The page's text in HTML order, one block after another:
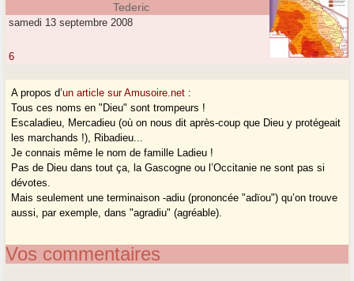
Tederic
samedi 13 septembre 2008
6
A propos d’un article sur Amusoire.net :
Tous ces noms en "Dieu" sont trompeurs !
Escaladieu, Mercadieu (où on nous dit après-coup que Dieu y protégeait
les marchands !), Ribadieu...
Je connais même le nom de famille Ladieu !
Pas de Dieu dans tout ça, la Gascogne ou l’Occitanie ne sont pas si
dévotes.
Mais seulement une terminaison -adiu (prononcée "adïou") qu’on trouve
aussi, par exemple, dans "agradiu" (agréable).
Vos commentaires